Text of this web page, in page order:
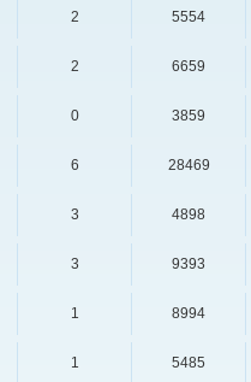
2 5554
2 6659
0 3859
6 28469
3 4898
3 9393
1 8994
1 5485